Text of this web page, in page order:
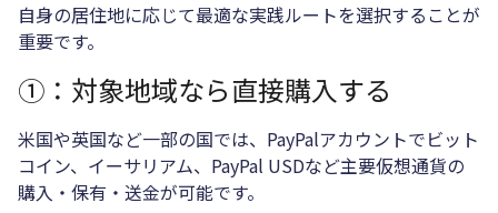
自身の居住地に応じて最適な実践ルートを選択することが
重要です。
①：対象地域なら直接購入する
米国や英国など一部の国では、PayPalアカウントでビット
コイン、イーサリアム、PayPal USDなど主要仮想通貨の
購入・保有・送金が可能です。